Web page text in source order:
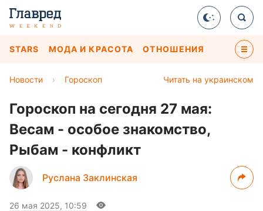
STARS МОДА И КРАСОТА ОТНОШЕНИЯ
Читать на украинском
Новости › Гороскоп
Гороскоп на сегодня 27 мая:
Весам - особое знакомство,
Рыбам - конфликт
Руслана Заклинская
26 мая 2025, 10:59